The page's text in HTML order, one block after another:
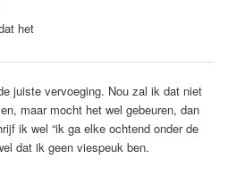
het
juiste vervoeging. Nou zal ik dat niet
maar mocht het wel gebeuren, dan
ik wel “ik ga elke ochtend onder de
dat ik geen viespeuk ben.